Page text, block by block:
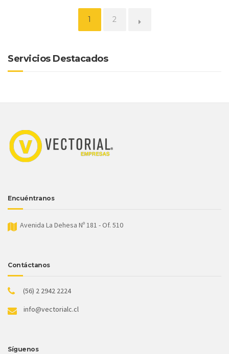
Página
1 Página
2
Servicios Destacados
Encuéntranos
Avenida La Dehesa Nº 181 - Of. 510
Contáctanos
(56) 2 2942 2224
info@vectorialc.cl
Síguenos